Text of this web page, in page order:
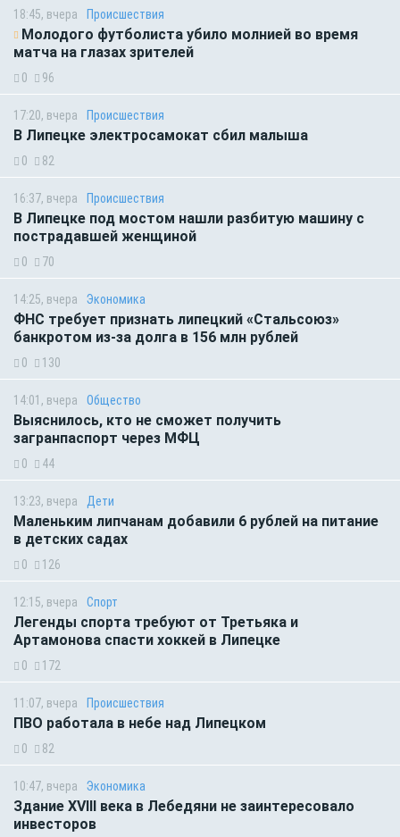
18:45, вчера Происшествия
Молодого футболиста убило молнией во время
матча на глазах зрителей
0 96
17:20, вчера Происшествия
В Липецке электросамокат сбил малыша
0 82
16:37, вчера Происшествия
В Липецке под мостом нашли разбитую машину с
пострадавшей женщиной
0 70
14:25, вчера Экономика
ФНС требует признать липецкий «Стальсоюз»
банкротом из-за долга в 156 млн рублей
0 130
14:01, вчера Общество
Выяснилось, кто не сможет получить
загранпаспорт через МФЦ
0 44
13:23, вчера Дети
Маленьким липчанам добавили 6 рублей на питание
в детских садах
0 126
12:15, вчера Спорт
Легенды спорта требуют от Третьяка и
Артамонова спасти хоккей в Липецке
0 172
11:07, вчера Происшествия
ПВО работала в небе над Липецком
0 82
10:47, вчера Экономика
Здание XVIII века в Лебедяни не заинтересовало
инвесторов